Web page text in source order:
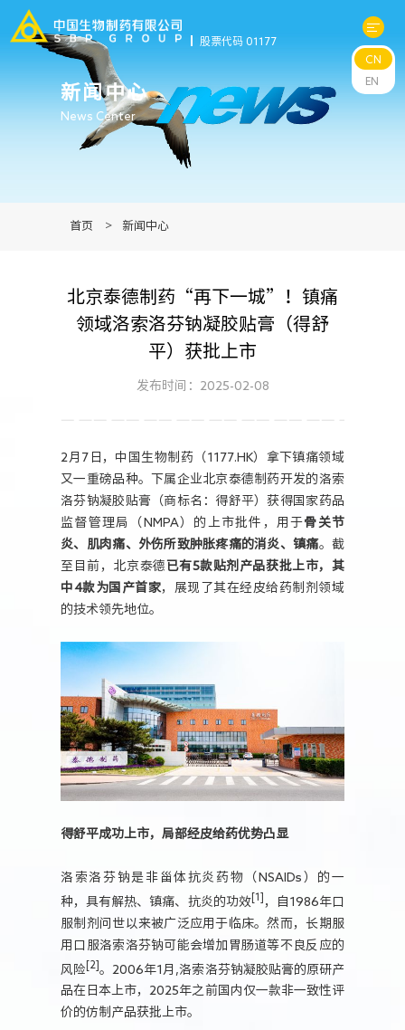
股票代码 01177
可持续发展
CN
EN
新闻中心
News Center
首页 > 新闻中心
北京泰德制药“再下一城”！镇痛
领域洛索洛芬钠凝胶贴膏（得舒
平）获批上市
发布时间：2025-02-08
2月7日，中国生物制药（1177.HK）拿下镇痛领域
又一重磅品种。下属企业北京泰德制药开发的洛索
洛芬钠凝胶贴膏（商标名：得舒平）获得国家药品
监督管理局（NMPA）的上市批件，用于骨关节
炎、肌肉痛、外伤所致肿胀疼痛的消炎、镇痛。截
至目前，北京泰德 已有5款贴剂产品获批上市，其
中4款为国产首家，展现了其在经皮给药制剂领域
的技术领先地位。
得舒平成功上市，局部经皮给药优势凸显
洛索洛芬钠是非甾体抗炎药物（NSAIDs）的一
种，具有解热、镇痛、抗炎的功效[1] ，自1986年口
服制剂问世以来被广泛应用于临床。然而，长期服
用口服洛索洛芬钠可能会增加胃肠道等不良反应的
风险 [2] 。2006年1月,洛索洛芬钠凝胶贴膏的原研产
品在日本上市，2025年之前国内仅一款非一致性评
价的仿制产品获批上市。